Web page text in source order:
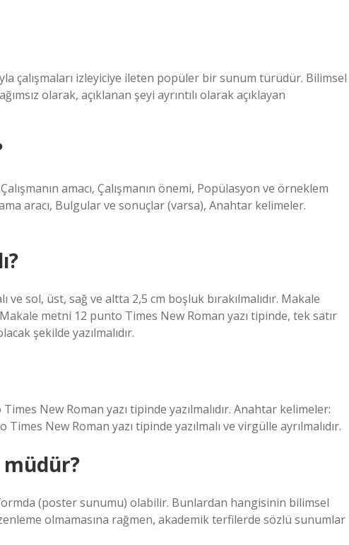
çalışmaları izleyiciye ileten popüler bir sunum türüdür. Bilimsel
olarak, açıklanan şeyi ayrıntılı olarak açıklayan
amacı, Çalışmanın önemi, Popülasyon ve örneklem
aracı, Bulgular ve sonuçlar (varsa), Anahtar kelimeler.
ve sol, üst, sağ ve altta 2,5 cm boşluk bırakılmalıdır. Makale
metni 12 punto Times New Roman yazı tipinde, tek satır
şekilde yazılmalıdır.
New Roman yazı tipinde yazılmalıdır. Anahtar kelimeler:
Times New Roman yazı tipinde yazılmalı ve virgülle ayrılmalıdır.
(poster sunumu) olabilir. Bunlardan hangisinin bilimsel
olmamasına rağmen, akademik terfilerde sözlü sunumlar